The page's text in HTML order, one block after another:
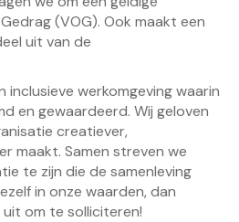
(VOG). Ook maakt een
uit van de
inclusieve werkomgeving waarin
en gewaardeerd. Wij geloven
creatiever,
maakt. Samen streven we
te zijn die de samenleving
in onze waarden, dan
om te solliciteren!